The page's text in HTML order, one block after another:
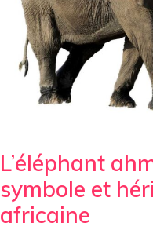
L’éléphant
symbole et
africaine